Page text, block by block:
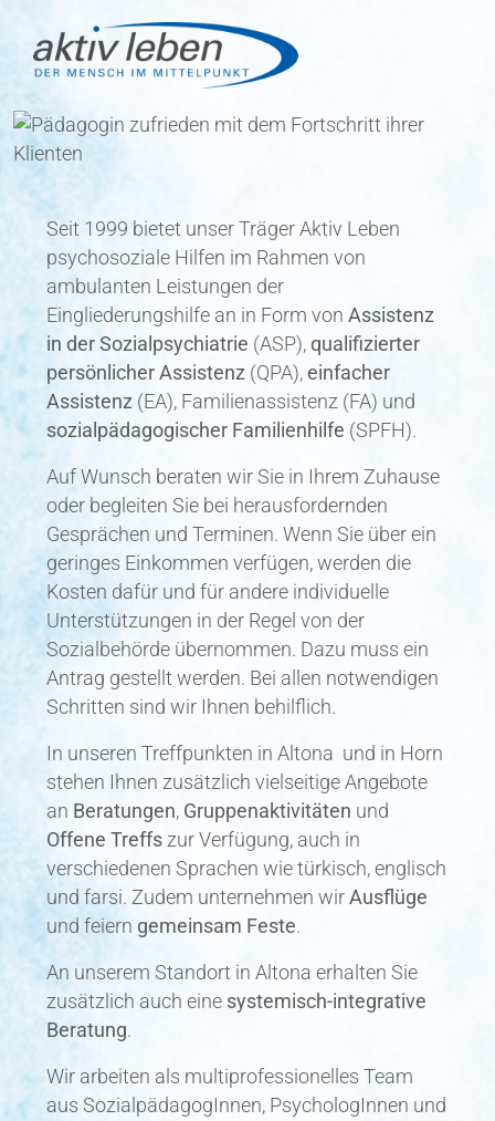
psychosoziale Hilfen im Rahmen von
ambulanten Leistungen der
Eingliederungshilfe an in Form von
in der Sozialpsychiatrie(ASP), qualifizierter
persönlicher Assistenz (QPA),einfacher
Assistenz(EA), Familienassistenz (FA) und
sozialpädagogischer Familienhilfe(SPFH).
Auf Wunsch beraten wir Sie in Ihrem Zuhause
oder begleiten Sie bei herausfordernden
Gesprächen und Terminen. Wenn Sie über ein
geringes Einkommen verfügen, werden die
Kosten dafür und für andere individuelle
Unterstützungen in der Regel von der
Sozialbehörde übernommen. Dazu muss ein
Antrag gestellt werden. Bei allen notwendigen
Schritten sind wir Ihnen behilflich.
stehen Ihnen zusätzlich vielseitige Angebote
anBeratungen,Gruppenaktivitätenund
Offene Treffszur Verfügung, auch in
verschiedenen Sprachen wie türkisch, englisch
und farsi. Zudem unternehmen wirAusflüge
und feierngemeinsam Feste.
An unserem Standort in Altona erhalten Sie
zusätzlich auch einesystemisch-integrative
Beratung.
Wir arbeiten als multiprofessionelles Team
aus SozialpädagogInnen, PsychologInnen und
ErzieherInnen und begleiten unsere